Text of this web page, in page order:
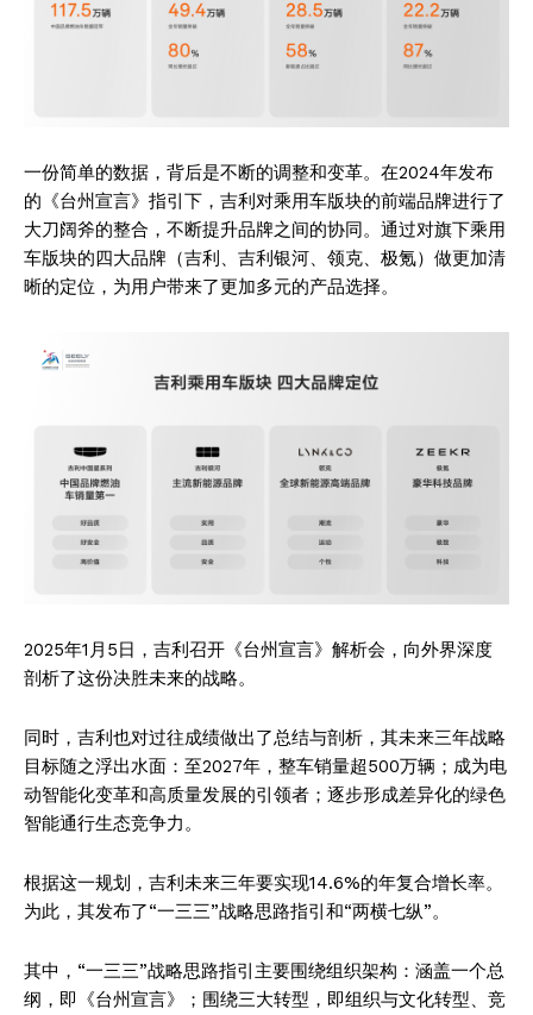
一份简单的数据，背后是不断的调整和变革。在2024年发布
的《台州宣言》指引下，吉利对乘用车版块的前端品牌进行了
大刀阔斧的整合，不断提升品牌之间的协同。通过对旗下乘用
车版块的四大品牌（吉利、吉利银河、领克、极氪）做更加清
晰的定位，为用户带来了更加多元的产品选择。
2025年1月5日，吉利召开《台州宣言》解析会，向外界深度
剖析了这份决胜未来的战略。
同时，吉利也对过往成绩做出了总结与剖析，其未来三年战略
目标随之浮出水面：至2027年，整车销量超500万辆；成为电
动智能化变革和高质量发展的引领者；逐步形成差异化的绿色
智能通行生态竞争力。
根据这一规划，吉利未来三年要实现14.6%的年复合增长率。
为此，其发布了“一三三”战略思路指引和“两横七纵”。
其中，“一三三”战略思路指引主要围绕组织架构：涵盖一个总
纲，即《台州宣言》；围绕三大转型，即组织与文化转型、竞